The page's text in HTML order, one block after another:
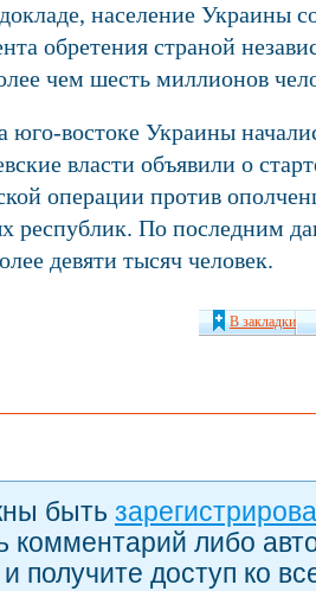
население Украины
обретения страной
чем шесть миллионов
юго-востоке Украины
власти объявили о
операции против
республик. По последним
девяти тысяч человек.
В закладки
быть
комментарий либо
получите доступ ко